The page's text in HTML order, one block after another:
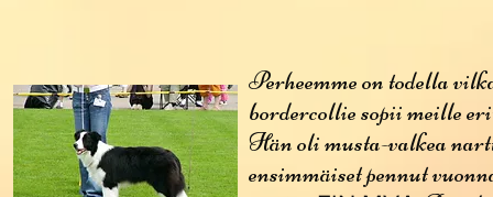
Perheemme on todella
bordercollie sopii meille
Hän oli musta-valkea
ensimmäiset pennut